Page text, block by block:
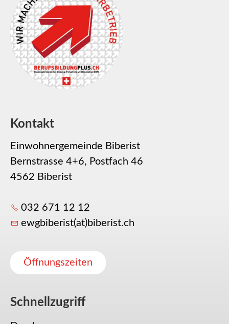
Kontakt
Einwohnergemeinde Biberist
Bernstrasse 4+6, Postfach 46
4562 Biberist
032 671 12 12
ewgbiberist(at)biberist.ch
Öffnungszeiten
Schnellzugriff